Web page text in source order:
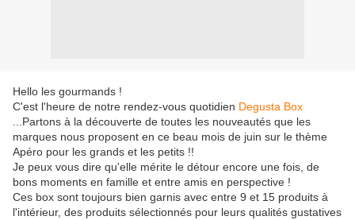
Hello les gourmands !
C'est l'heure de notre rendez-vous quotidien Degusta Box
...Partons à la découverte de toutes les nouveautés que les
marques nous proposent en ce beau mois de juin sur le thème
Apéro pour les grands et les petits !!
Je peux vous dire qu'elle mérite le détour encore une fois, de
bons moments en famille et entre amis en perspective !
Ces box sont toujours bien garnis avec entre 9 et 15 produits à
l'intérieur, des produits sélectionnés pour leurs qualités gustatives